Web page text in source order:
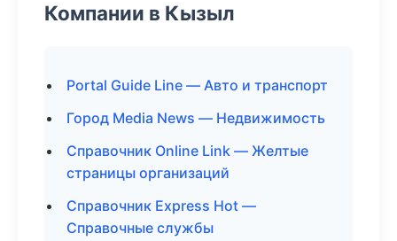
Компании в Кызыл
Portal Guide Line — Авто и транспорт
Город Media News — Недвижимость
Справочник Online Link — Желтые
страницы организаций
Справочник Express Hot —
Справочные службы